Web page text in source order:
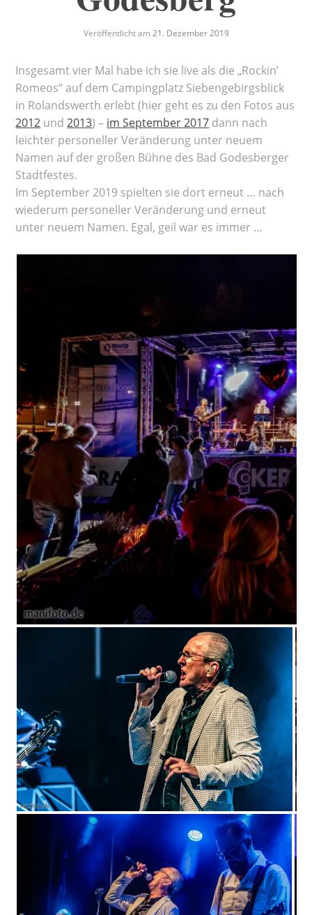
Veröffentlicht am 21. Dezember 2019
Insgesamt vier Mal habe ich sie live als die „Rockin’
Romeos“ auf dem Campingplatz Siebengebirgsblick
in Rolandswerth erlebt (hier geht es zu den Fotos aus
2012 und2013) – im September 2017 dann nach
leichter personeller Veränderung unter neuem
Namen auf der großen Bühne des Bad Godesberger
Stadtfestes.
Im September 2019 spielten sie dort erneut … nach
wiederum personeller Veränderung und erneut
unter neuem Namen. Egal, geil war es immer …